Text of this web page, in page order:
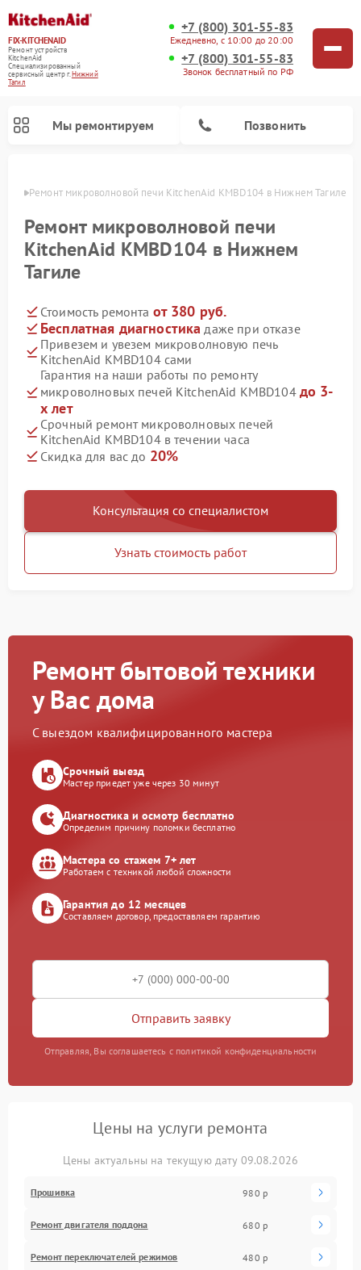
FIX-KITCHENAID
Ремонт устройств
KitchenAid
Специализированный
cервисный центр г.Нижний
Тагил
+7 (800) 301-55-83
Ежедневно, с 10:00 до 20:00
+7 (800) 301-55-83
Звонок бесплатный по РФ
Мы ремонтируем Позвонить
Ремонт микроволновой печи KitchenAid KMBD104 в Нижнем Тагиле
Ремонт микроволновой печи
KitchenAid KMBD104 в Нижнем
Тагиле
Стоимость ремонта от 380 руб.
Бесплатная диагностика даже при отказе
Привезем и увезем микроволновую печь
KitchenAid KMBD104 сами
Гарантия на наши работы по ремонту
микроволновых печей KitchenAid KMBD104 до 3-
х лет
Срочный ремонт микроволновых печей
KitchenAid KMBD104 в течении часа
Скидка для вас до 20%
Консультация со специалистом
Узнать стоимость работ
Ремонт бытовой техники
у Вас дома
С выездом квалифицированного мастера
Срочный выезд
Мастер приедет уже через 30 минут
Диагностика и осмотр бесплатно
Определим причину поломки бесплатно
Мастера со стажем 7+ лет
Работаем с техникой любой сложности
Гарантия до 12 месяцев
Составляем договор, предоставляем гарантию
Отправить заявку
Отправляя, Вы соглашаетесь с политикой конфиденциальности
Цены на услуги ремонта
Цены актуальны на текущую дату 09.08.2026
Прошивка 980 р
Ремонт двигателя поддона 680 р
Ремонт переключателей режимов 480 р